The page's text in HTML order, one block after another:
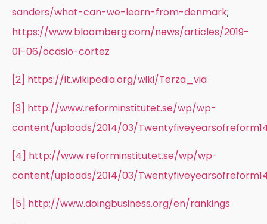
sanders/what-can-we-learn-from-denmark;
https://www.bloomberg.com/news/articles/2019-
01-06/ocasio-cortez
[2] https://it.wikipedia.org/wiki/Terza_via
[3] http://www.reforminstitutet.se/wp/wp-
content/uploads/2014/03/
[4] http://www.reforminstitutet.se/wp/wp-
content/uploads/2014/03/
[5] http://www.doingbusiness.org/en/rankings